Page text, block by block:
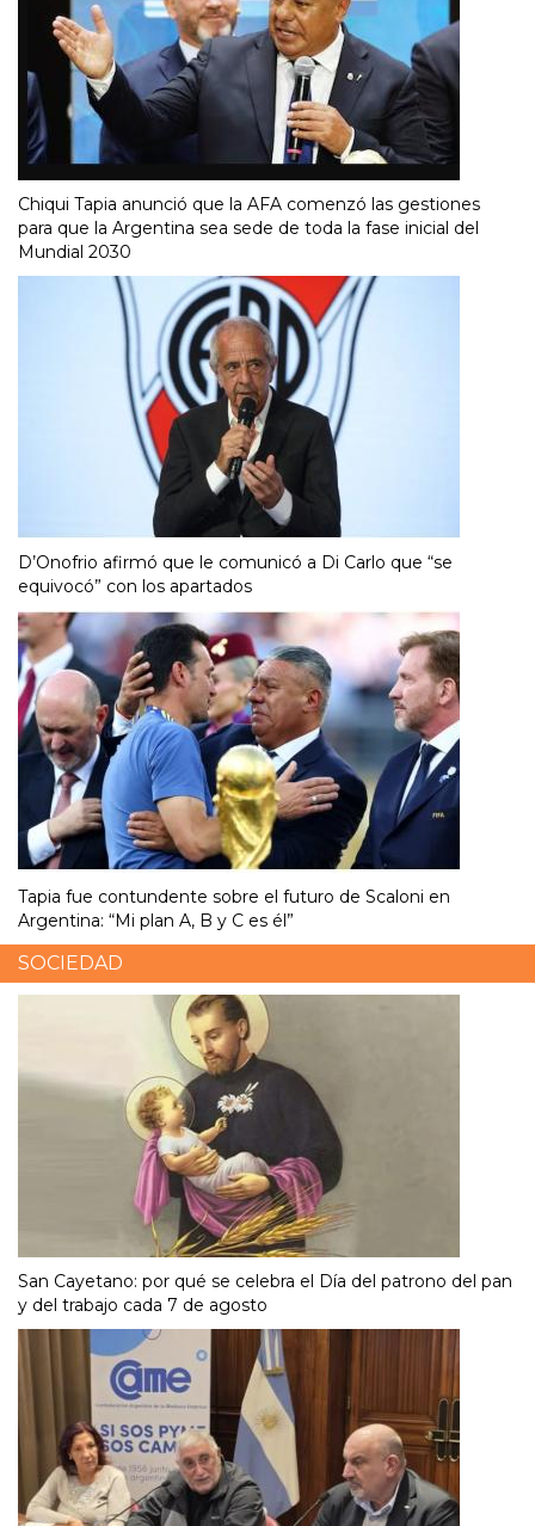
Chiqui Tapia anunció que la AFA comenzó las gestiones
para que la Argentina sea sede de toda la fase inicial del
Mundial 2030
D’Onofrio afirmó que le comunicó a Di Carlo que “se
equivocó” con los apartados
Tapia fue contundente sobre el futuro de Scaloni en
Argentina: “Mi plan A, B y C es él”
SOCIEDAD
San Cayetano: por qué se celebra el Día del patrono del pan
y del trabajo cada 7 de agosto